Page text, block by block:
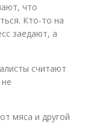
что
Кто-то на
заедают, а
считают
мяса и другой